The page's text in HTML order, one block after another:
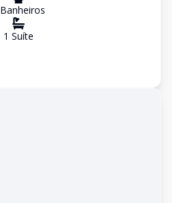
Banheiros
1 Suíte